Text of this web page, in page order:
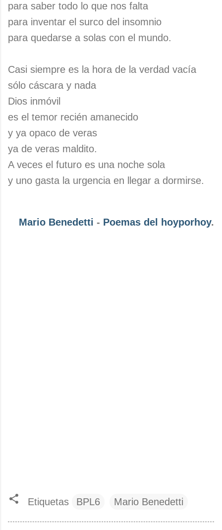
para saber todo lo que nos falta
para inventar el surco del insomnio
para quedarse a solas con el mundo.
Casi siempre es la hora de la verdad vacía
sólo cáscara y nada
Dios inmóvil
es el temor recién amanecido
y ya opaco de veras
ya de veras maldito.
A veces el futuro es una noche sola
y uno gasta la urgencia en llegar a dormirse.
Mario Benedetti - Poemas del hoyporhoy.
Etiquetas BPL6 Mario Benedetti